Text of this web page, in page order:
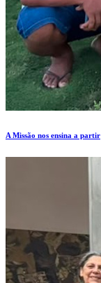
A Missão nos ensina a partir